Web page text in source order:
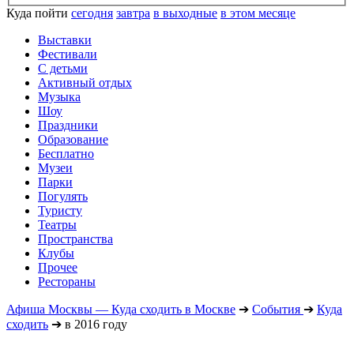
Куда пойти сегодня завтра в выходные в этом месяце
Выставки
Фестивали
С детьми
Активный отдых
Музыка
Шоу
Праздники
Образование
Бесплатно
Музеи
Парки
Погулять
Туристу
Театры
Пространства
Клубы
Прочее
Рестораны
Афиша Москвы — Куда сходить в Москве ➔ События ➔ Куда
сходить ➔ в 2016 году